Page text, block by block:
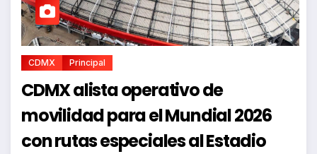
CDMX Principal
CDMX alista operativo de
movilidad para el Mundial 2026
con rutas especiales al Estadio